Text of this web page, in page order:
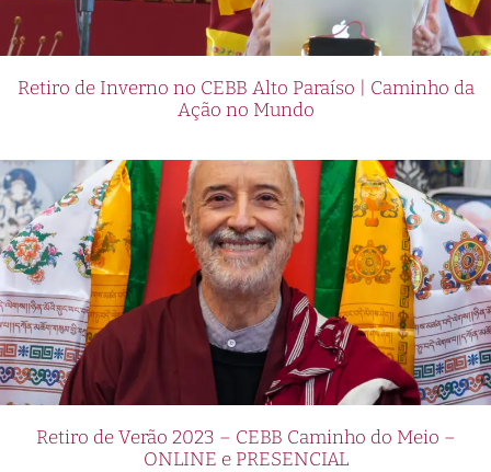
Retiro de Inverno no CEBB Alto Paraíso | Caminho da
Ação no Mundo
Retiro de Verão 2023 – CEBB Caminho do Meio –
ONLINE e PRESENCIAL